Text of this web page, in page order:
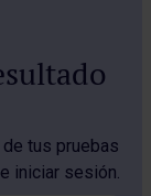
tus pruebas
iniciar sesión.